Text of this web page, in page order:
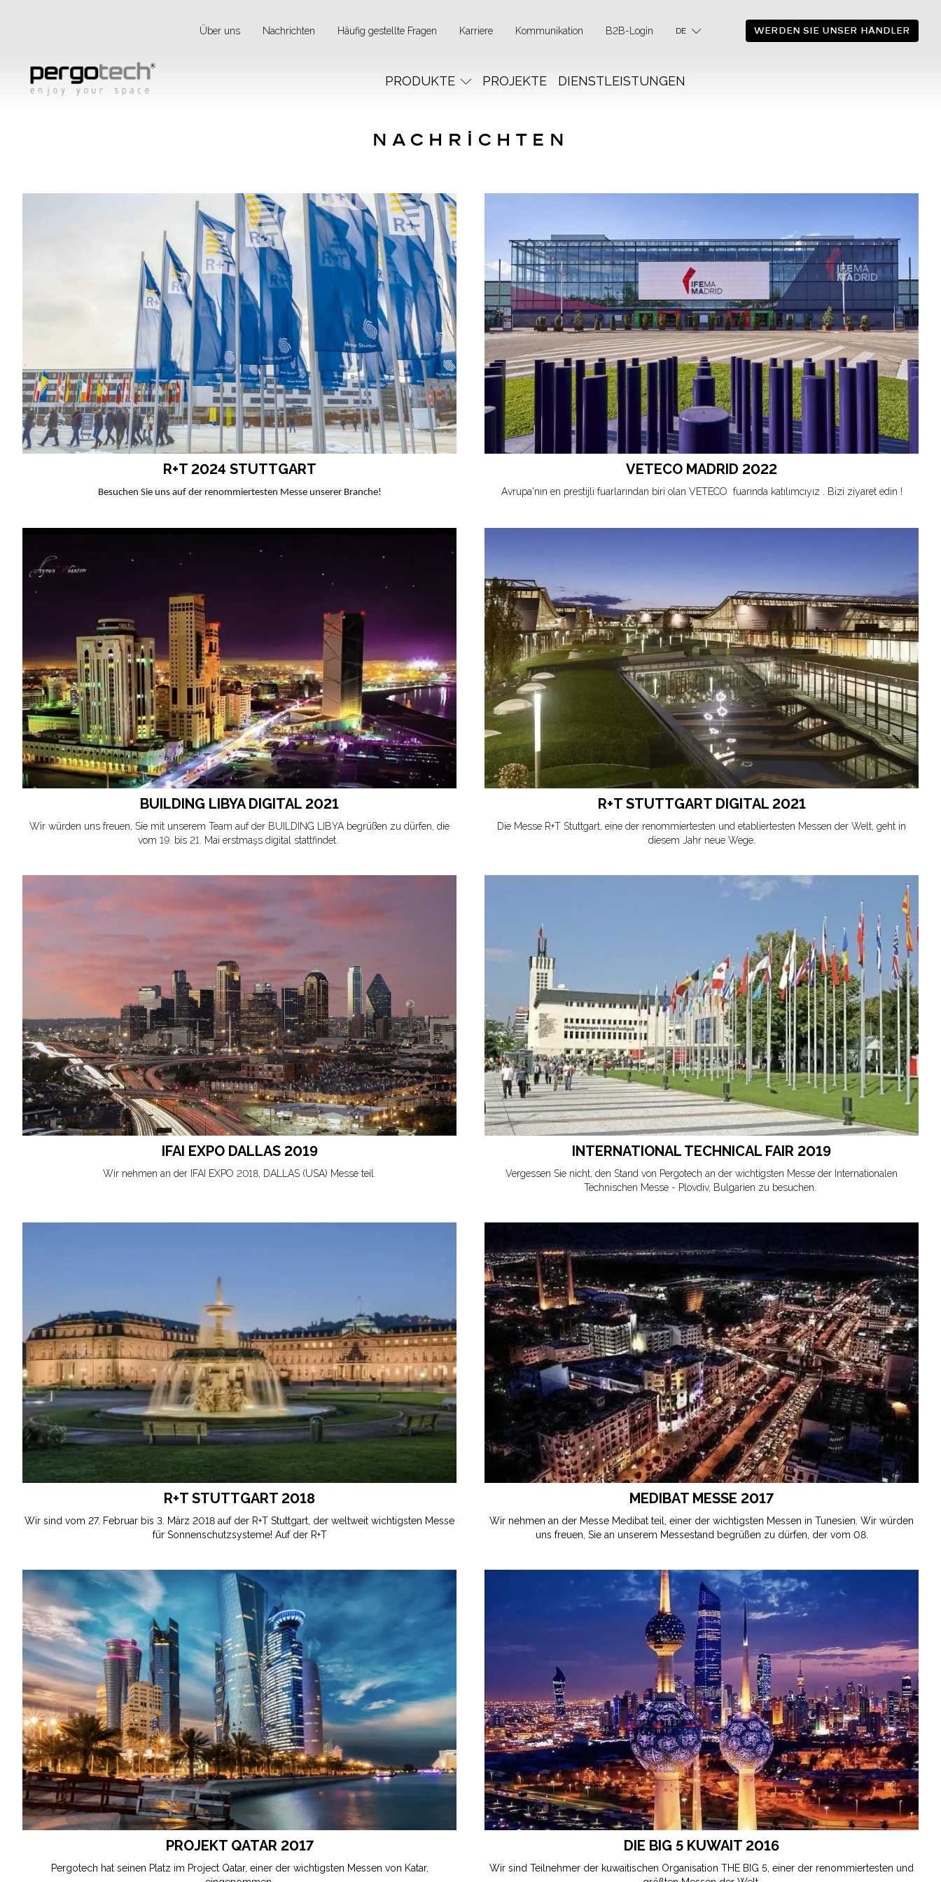
Über uns Nachrichten Häufig gestellte Fragen Karriere Kommunikation B2B-Login DE WERDEN SIE UNSER HÄNDLER
PRODUKTE PROJEKTE DIENSTLEISTUNGEN
NACHRİCHTEN
R+T 2024 STUTTGART
Besuchen Sie uns auf der renommiertesten Messe unserer Branche!
VETECO MADRID 2022
Avrupa'nın en prestijli fuarlarından biri olan VETECO fuarında katılımcıyız . Bizi ziyaret edin !
BUILDING LIBYA DIGITAL 2021
Wir würden uns freuen, Sie mit unserem Team auf der BUILDING LIBYA begrüßen zu dürfen, die
vom 19. bis 21. Mai erstmaşs digital stattfindet.
R+T STUTTGART DIGITAL 2021
Die Messe R+T Stuttgart, eine der renommiertesten und etabliertesten Messen der Welt, geht in
diesem Jahr neue Wege.
IFAI EXPO DALLAS 2019
Wir nehmen an der IFAI EXPO 2018, DALLAS (USA) Messe teil.
INTERNATIONAL TECHNICAL FAIR 2019
Vergessen Sie nicht, den Stand von Pergotech an der wichtigsten Messe der Internationalen
Technischen Messe - Plovdiv, Bulgarien zu besuchen.
R+T STUTTGART 2018
Wir sind vom 27. Februar bis 3. März 2018 auf der R+T Stuttgart, der weltweit wichtigsten Messe
für Sonnenschutzsysteme! Auf der R+T
MEDIBAT MESSE 2017
Wir nehmen an der Messe Medibat teil, einer der wichtigsten Messen in Tunesien. Wir würden
uns freuen, Sie an unserem Messestand begrüßen zu dürfen, der vom 08.
PROJEKT QATAR 2017
Pergotech hat seinen Platz im Project Qatar, einer der wichtigsten Messen von Katar,
DIE BIG 5 KUWAIT 2016
Wir sind Teilnehmer der kuwaitischen Organisation THE BIG 5, einer der renommiertesten und